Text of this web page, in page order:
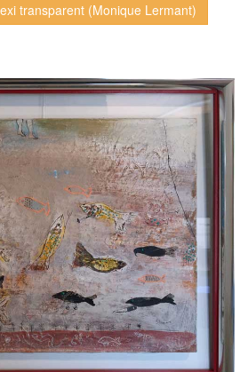
transparent (Monique Lermant)